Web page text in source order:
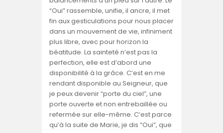
“Oui” rassemble, unifie, il ancre, il met
fin aux gesticulations pour nous placer
dans un mouvement de vie, infiniment
plus libre, avec pour horizon la
béatitude. La sainteté n’est pas la
perfection, elle est d’abord une
disponibilité à la grâce. C’est en me
rendant disponible au Seigneur, que
je peux devenir “porte du ciel”, une
porte ouverte et non entrebaillée ou
refermée sur elle-même. C’est parce
qu’à la suite de Marie, je dis “Oui”, que